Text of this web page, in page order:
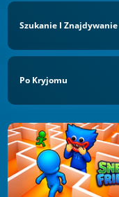
Szukanie I Znajdywanie
Po Kryjomu